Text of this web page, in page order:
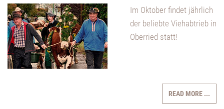
Im Oktober findet jährlich
der beliebte Viehabtrieb in
Oberried statt!
READ MORE ...